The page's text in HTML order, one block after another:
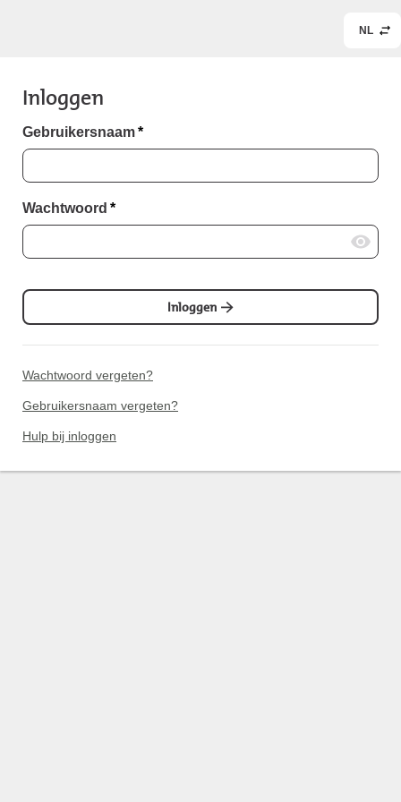
NL
Inloggen
Gebruikersnaam*
Wachtwoord *
Inloggen
Wachtwoord vergeten?
Gebruikersnaam vergeten?
Hulp bij inloggen